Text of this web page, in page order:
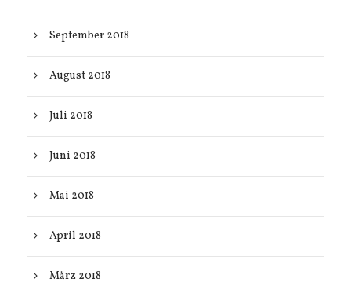
September 2018
August 2018
Juli 2018
Juni 2018
Mai 2018
April 2018
März 2018